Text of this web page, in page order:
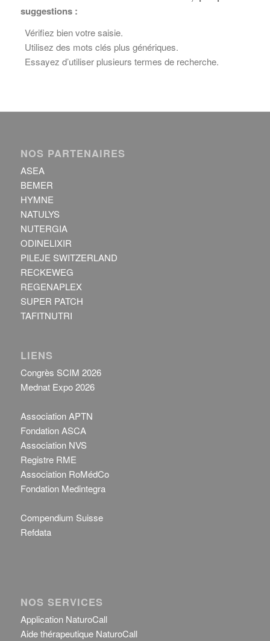
suggestions :
Vérifiez bien votre saisie.
Utilisez des mots clés plus génériques.
Essayez d’utiliser plusieurs termes de recherche.
NOS PARTENAIRES
ASEA
BEMER
HYMNE
NATULYS
NUTERGIA
ODINELIXIR
PILEJE SWITZERLAND
RECKEWEG
REGENAPLEX
SUPER PATCH
TAFITNUTRI
LIENS
Congrès SCIM 2026
Mednat Expo 2026
Association APTN
Fondation ASCA
Association NVS
Registre RME
Association RoMédCo
Fondation Medintegra
Compendium Suisse
Refdata
NOS SERVICES
Application NaturoCall
Aide thérapeutique NaturoCall